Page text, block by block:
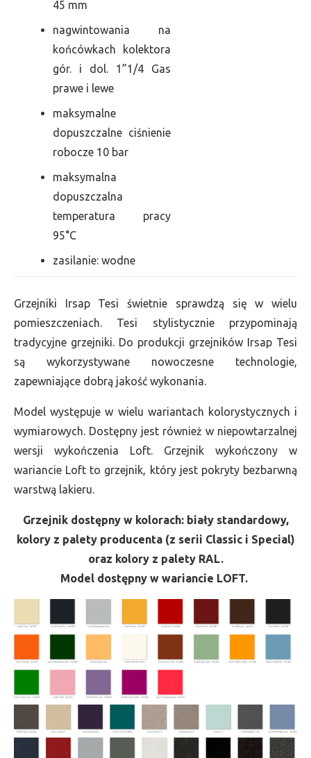
45 mm
nagwintowania na
końcówkach kolektora
gór. i dol. 1”1/4 Gas
prawe i lewe
maksymalne
dopuszczalne ciśnienie
robocze 10 bar
maksymalna
dopuszczalna
temperatura pracy
95°C
zasilanie: wodne
Grzejniki Irsap Tesi świetnie sprawdzą się w wielu
pomieszczeniach. Tesi stylistycznie przypominają
tradycyjne grzejniki. Do produkcji grzejników Irsap Tesi
są wykorzystywane nowoczesne technologie,
zapewniające dobrą jakość wykonania.
Model występuje w wielu wariantach kolorystycznych i
wymiarowych. Dostępny jest również w niepowtarzalnej
wersji wykończenia Loft. Grzejnik wykończony w
wariancie Loft to grzejnik, który jest pokryty bezbarwną
warstwą lakieru.
Grzejnik dostępny w kolorach: biały standardowy,
kolory z palety producenta (z serii Classic i Special)
oraz kolory z palety RAL.
Model dostępny w wariancie LOFT.